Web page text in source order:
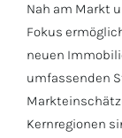
Nah am Markt
Fokus
neuen
umfassenden
Kernregionen